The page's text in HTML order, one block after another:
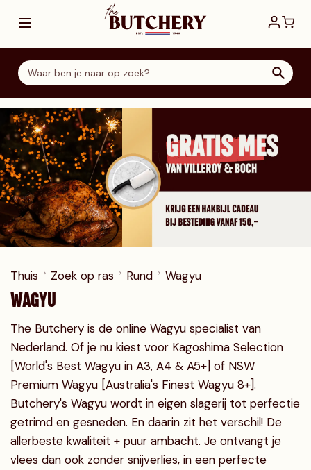
Thuis Zoek op ras Rund Wagyu
WAGYU
The Butchery is de online Wagyu specialist van
Nederland. Of je nu kiest voor Kagoshima Selection
[World's Best Wagyu in A3, A4 & A5+] of NSW
Premium Wagyu [Australia's Finest Wagyu 8+].
Butchery's Wagyu wordt in eigen slagerij tot perfectie
getrimd en gesneden. En daarin zit het verschil! De
allerbeste kwaliteit + puur ambacht. Je ontvangt je
vlees dan ook zonder snijverlies, in een perfecte